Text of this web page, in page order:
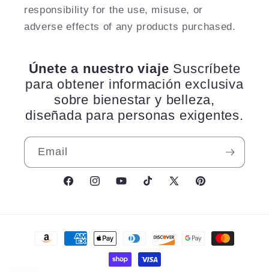
responsibility for the use, misuse, or
adverse effects of any products purchased.
Únete a nuestro viaje Suscríbete
para obtener información exclusiva
sobre bienestar y belleza,
diseñada para personas exigentes.
Email
FacebookInstagramYouTubeTikTok X
Pinterest
Payment